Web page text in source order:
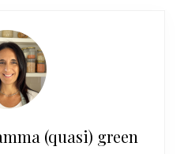
(quasi) green